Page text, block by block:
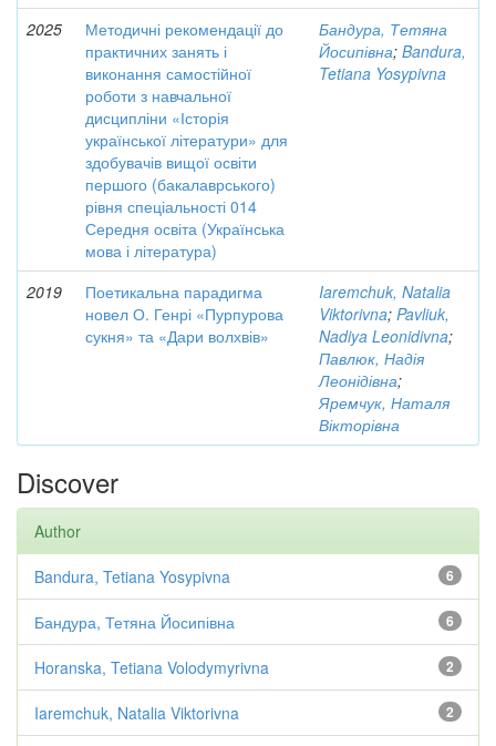
2025
Методичні рекомендації до
практичних занять і
виконання самостійної
роботи з навчальної
дисципліни «Історія
української літератури» для
здобувачів вищої освіти
першого (бакалаврського)
рівня спеціальності 014
Середня освіта (Українська
мова і література)
Бандура, Тетяна
Йосипівна; Bandura,
Tetiana Yosypivna
2019
Поетикальна парадигма
новел О. Генрі «Пурпурова
сукня» та «Дари волхвів»
Iaremchuk, Natalia
Viktorivna; Pavliuk,
Nadiya Leonidivna;
Павлюк, Надія
Леонідівна;
Яремчук, Наталя
Вікторівна
Discover
Author
6
Bandura, Tetiana Yosypivna
6
Бандура, Тетяна Йосипівна
2
Horanska, Tetiana Volodymyrivna
2
Iaremchuk, Natalia Viktorivna